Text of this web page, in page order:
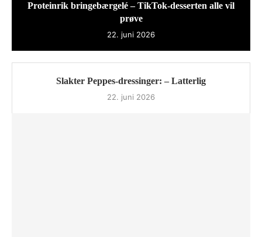
Proteinrik bringebærgelé – TikTok-desserten alle vil
prøve
22. juni 2026
Slakter Peppes-dressinger: – Latterlig
22. juni 2026